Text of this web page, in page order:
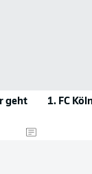
geht
1. FC